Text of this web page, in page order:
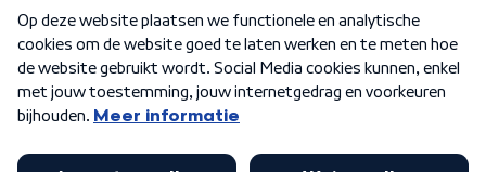
Algemene voorwaarden